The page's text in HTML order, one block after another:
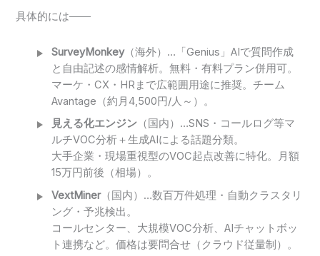
具体的には――
SurveyMonkey（海外）…「Genius」AIで質問作成
と自由記述の感情解析。無料・有料プラン併用可。
マーケ・CX・HRまで広範囲用途に推奨。チーム
Avantage（約月4,500円/人～）。
見える化エンジン （国内）…SNS・コールログ等マ
ルチVOC分析＋生成AIによる話題分類。
大手企業・現場重視型のVOC起点改善に特化。月額
15万円前後（相場）。
VextMiner（国内）…数百万件処理・自動クラスタリ
ング・予兆検出。
コールセンター、大規模VOC分析、AIチャットボッ
ト連携など。価格は要問合せ（クラウド従量制）。